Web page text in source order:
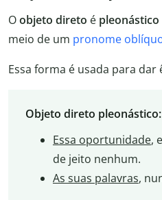
Oobjeto direto é pleonástico
meio de um pronome
Essa forma é usada para dar
Objeto direto
Essa oportunidade,
de jeito nenhum.
As suas palavras,